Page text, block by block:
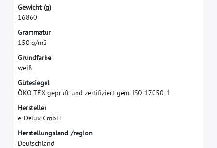
Gewicht (g)
16860
Grammatur
150 g/m2
Grundfarbe
weiß
Gütesiegel
ÖKO-TEX geprüft und zertifziert gem. ISO 17050-1
Hersteller
e-Delux GmbH
Herstellungsland-/region
Deutschland